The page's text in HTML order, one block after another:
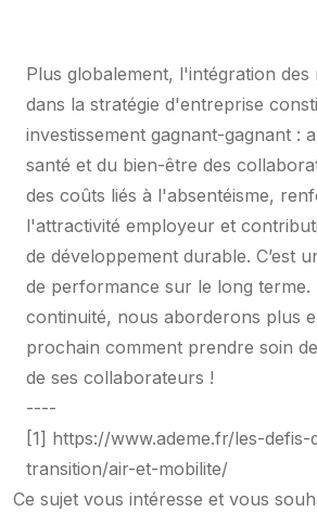
Plus globalement, l'intégration des
dans la stratégie d'entreprise
investissement gagnant-gagnant :
santé et du bien-être des
des coûts liés à l'absentéisme,
l'attractivité employeur et
de développement durable. C’est
de performance sur le long terme.
continuité, nous aborderons plus
prochain comment prendre soin
de ses collaborateurs !
----
[1] https://www.ademe.fr/les-defis-
transition/air-et-mobilite/
Ce sujet vous intéresse et vous